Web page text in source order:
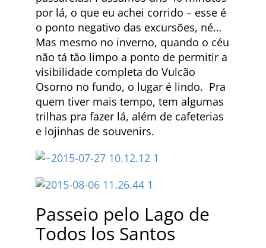
por lá, o que eu achei corrido – esse é
o ponto negativo das excursões, né…
Mas mesmo no inverno, quando o céu
não tá tão limpo a ponto de permitir a
visibilidade completa do Vulcão
Osorno no fundo, o lugar é lindo. Pra
quem tiver mais tempo, tem algumas
trilhas pra fazer lá, além de cafeterias
e lojinhas de souvenirs.
Passeio pelo Lago de
Todos los Santos